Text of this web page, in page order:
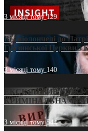
3 місяці тому129
Від віолончелі до
Грузинської Церкви
3 місяці тому 140
ЕКСКЛЮЗИВ
КРИМІНАЛЬНА
3 місяці тому544